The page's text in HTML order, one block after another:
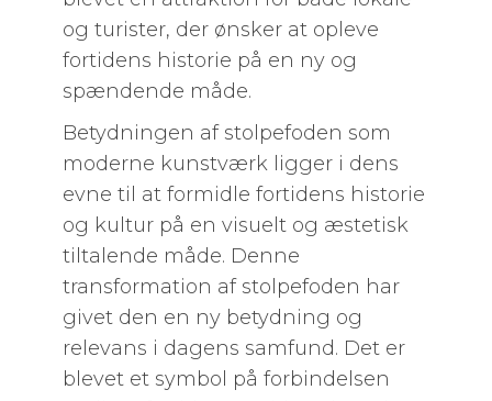
og turister, der ønsker at opleve
fortidens historie på en ny og
spændende måde.
Betydningen af stolpefoden som
moderne kunstværk ligger i dens
evne til at formidle fortidens historie
og kultur på en visuelt og æstetisk
tiltalende måde. Denne
transformation af stolpefoden har
givet den en ny betydning og
relevans i dagens samfund. Det er
blevet et symbol på forbindelsen